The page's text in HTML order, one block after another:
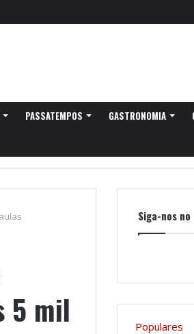
temporada do CTAL
PASSATEMPOS GASTRONOMIA
5 mil
Siga-nos
Populares